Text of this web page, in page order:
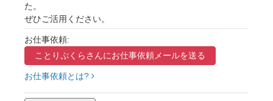
音楽
た。
ぜひご活用ください。
お仕事依頼:
ことりぷくらさんにお仕事依頼メールを送る
お仕事依頼とは?